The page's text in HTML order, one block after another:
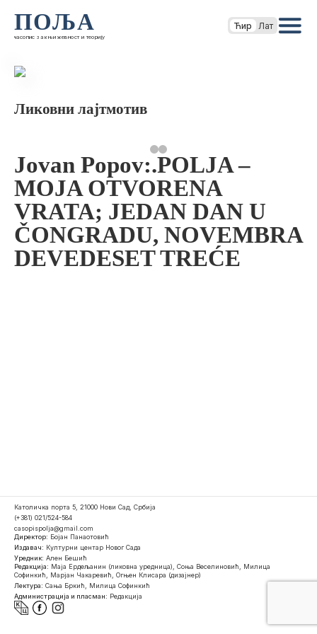
ПОЉА
часопис за књижевност и теорију
Ћир Лат
Ликовни лајтмотив
Jovan Popov:.POLJA –
MOJA OTVORENA
VRATA; JEDAN DAN U
ČONGRADU, NOVEMBRA
DEVEDESET TREĆE
Католичка порта 5, 21000 Нови Сад, Србија
(+381) 021/524-584
casopispolja@gmail.com
Директор: Бојан Панаотовић
Издавач: Културни центар Новог Сада
Уредник: Ален Бешић
Редакција: Маја Ердељанин (ликовна уредница), Соња Веселиновић, Милица
Софинкић, Марјан Чакаревић, Огњен Клисара (дизајнер)
Лектура: Сања Бркић, Милица Софинкић
Администрација и пласман: Редакција